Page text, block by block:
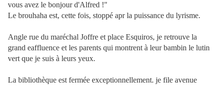
vous avez le bonjour d'Alfred !"
Le brouhaha est, cette fois, stoppé apr la puissance du lyrisme.
Angle rue du maréchal Joffre et place Esquiros, je retrouve la
grand eaffluence et les parents qui montrent à leur bambin le lutin
vert que je suis à leurs yeux.
La bibliothèque est fermée exceptionnellement. je file avenue